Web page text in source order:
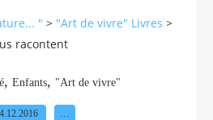
" > "Art de vivre" Livres >
racontent
, Enfants, "Art de vivre"